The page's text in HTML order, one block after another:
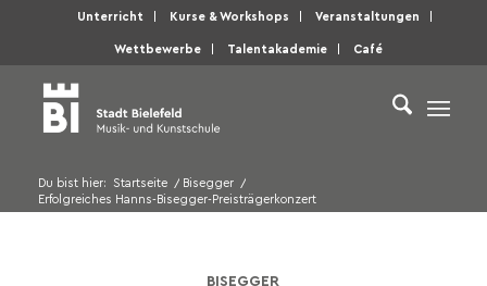
Unterricht Kurse & Workshops Veranstaltungen
Wettbewerbe Talentakademie Café
Du bist hier: Startseite / Bisegger /
Erfolgreiches Hanns-Bisegger-Preisträgerkonzert
BISEGGER